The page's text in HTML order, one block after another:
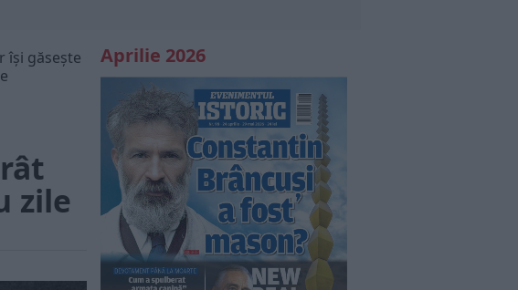
își găsește
zile
Aprilie 2026